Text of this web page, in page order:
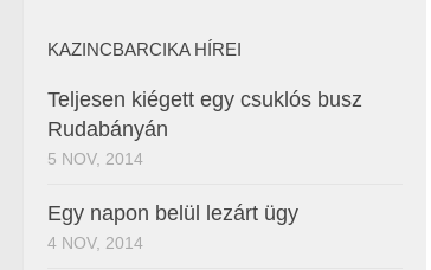
KAZINCBARCIKA HÍREI
Teljesen kiégett egy csuklós busz
Rudabányán
5 NOV, 2014
Egy napon belül lezárt ügy
4 NOV, 2014